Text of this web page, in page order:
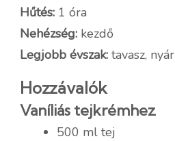
Hűtés: 1 óra
Nehézség: kezdő
Legjobb évszak: tavasz, nyár
Hozzávalók
Vaníliás tejkrémhez
500 ml tej